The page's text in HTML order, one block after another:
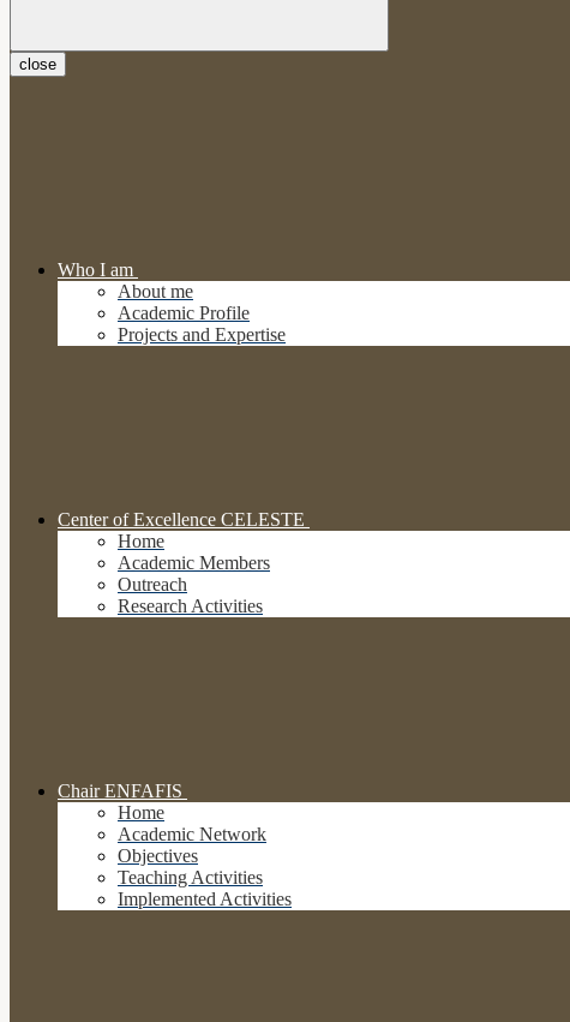
close
Who I am
About me
Academic Profile
Projects and Expertise
Center of Excellence CELESTE
Home
Academic Members
Outreach
Research Activities
Chair ENFAFIS
Home
Academic Network
Objectives
Teaching Activities
Implemented Activities